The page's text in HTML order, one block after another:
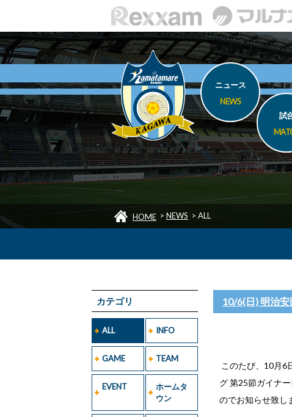
ニュース
NEWS
試
HOME > NEWS > ALL
カテゴリ
ALL INFO
GAME TEAM
EVENT
ホームタ
ウン
10/6(日) 明治
このたび、10月6
グ 第25節ガイナ
のでお知らせ致し